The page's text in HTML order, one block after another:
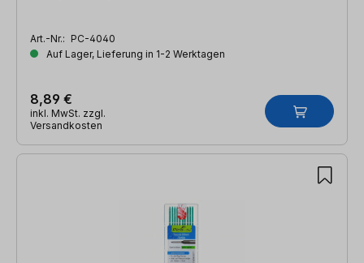
Art.-Nr.: PC-4040
Auf Lager, Lieferung in 1-2 Werktagen
8,89 €
inkl. MwSt. zzgl.
Versandkosten